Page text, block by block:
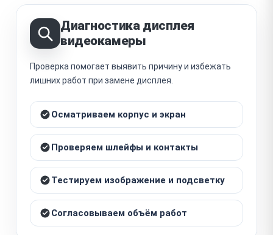
Диагностика дисплея
видеокамеры
Проверка помогает выявить причину и избежать
лишних работ при замене дисплея.
Осматриваем корпус и экран
Проверяем шлейфы и контакты
Тестируем изображение и подсветку
Согласовываем объём работ